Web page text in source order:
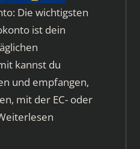
Die wichtigsten
ist dein
kannst du
und empfangen,
mit der EC- oder